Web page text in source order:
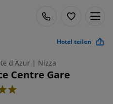
Hotel teilen
d'Azur | Nizza
Centre Gare